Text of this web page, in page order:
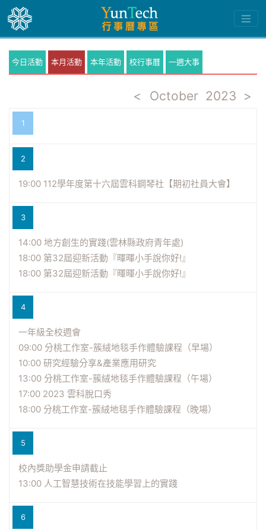
今日活動 本月活動 本年活動 校行事曆 一週大事
< October 2023 >
1
2
19:00 112學年度第十六屆雲科鋼琴社【期初社員大會】
3
14:00 地方創生的實踐(雲林縣政府青年處)
18:00 第32屆迎新活動『暉暉小手說你好!』
18:00 第32屆迎新活動『暉暉小手說你好!』
4
一年級全校週會
09:00 分桃工作室-簇絨地毯手作體驗課程（早場）
10:00 研究經驗分享&產業應用研究
13:00 分桃工作室-簇絨地毯手作體驗課程（午場）
17:00 2023 雲科脫口秀
18:00 分桃工作室-簇絨地毯手作體驗課程（晚場）
5
校內獎助學金申請截止
13:00 人工智慧技術在技能學習上的實踐
6